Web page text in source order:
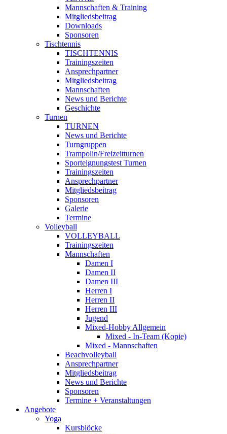
Mannschaften & Training
Mitgliedsbeitrag
Downloads
Sponsoren
Tischtennis
TISCHTENNIS
Trainingszeiten
Ansprechpartner
Mitgliedsbeitrag
Mannschaften
News und Berichte
Geschichte
Turnen
TURNEN
News und Berichte
Turngruppen
Trampolin/Freizeitturnen
Sporteignungstest Turnen
Trainingszeiten
Ansprechpartner
Mitgliedsbeitrag
Sponsoren
Galerie
Termine
Volleyball
VOLLEYBALL
Trainingszeiten
Mannschaften
Damen I
Damen II
Damen III
Herren I
Herren II
Herren III
Jugend
Mixed-Hobby Allgemein
Mixed - In-Team (Kopie)
Mixed - Mannschaften
Beachvolleyball
Ansprechpartner
Mitgliedsbeitrag
News und Berichte
Sponsoren
Termine + Veranstaltungen
Angebote
Yoga
Kursblöcke